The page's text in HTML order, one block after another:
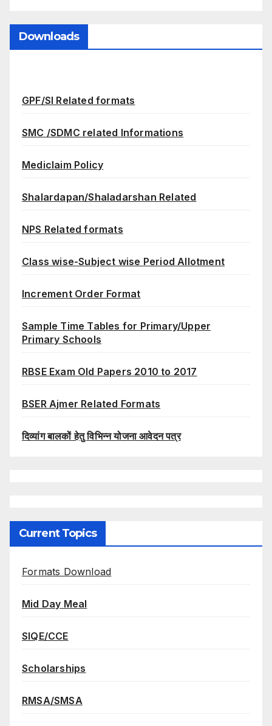
Downloads
GPF/SI Related formats
SMC /SDMC related Informations
Mediclaim Policy
Shalardapan/Shaladarshan Related
NPS Related formats
Class wise-Subject wise Period Allotment
Increment Order Format
Sample Time Tables for Primary/Upper
Primary Schools
RBSE Exam Old Papers 2010 to 2017
BSER Ajmer Related Formats
दिव्यांग बालकों हेतु विभिन्न योजना आवेदन पत्र
Current Topics
Formats Download
Mid Day Meal
SIQE/CCE
Scholarships
RMSA/SMSA